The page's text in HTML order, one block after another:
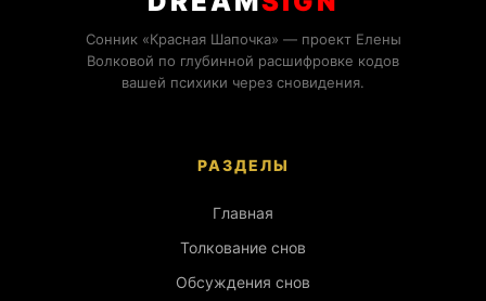
Сонник «Красная Шапочка» — проект Елены
Волковой по глубинной расшифровке кодов
вашей психики через сновидения.
РАЗДЕЛЫ
Главная
Толкование снов
Обсуждения снов